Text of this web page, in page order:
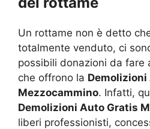
Un rottame non è detto
totalmente venduto, ci
possibili donazioni da fare
che offrono la
Mezzocammino. Infatti,
Demolizioni Auto Gratis
liberi professionisti,